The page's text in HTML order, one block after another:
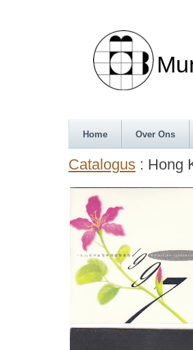
Home Over Ons
Catalogus : Hong